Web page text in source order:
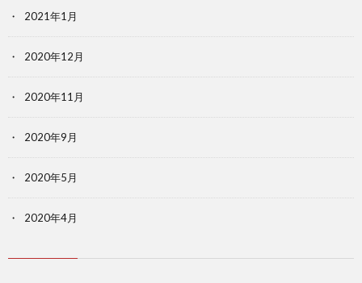
2021年1月
2020年12月
2020年11月
2020年9月
2020年5月
2020年4月